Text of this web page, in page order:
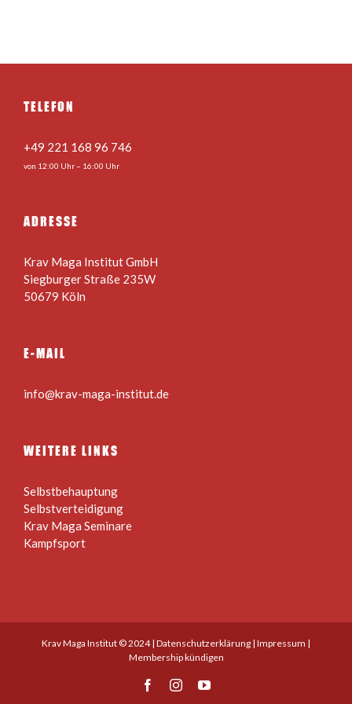
TELEFON
+49 221 168 96 746
von 12:00 Uhr – 16:00 Uhr
ADRESSE
Krav Maga Institut GmbH
Siegburger Straße 235W
50679 Köln
E-MAIL
info@krav-maga-institut.de
WEITERE LINKS
Selbstbehauptung
Selbstverteidigung
Krav Maga Seminare
Kampfsport
Krav Maga Institut © 2024 | Datenschutzerklärung | Impressum |
Membership kündigen
FacebookInstagramYouTube